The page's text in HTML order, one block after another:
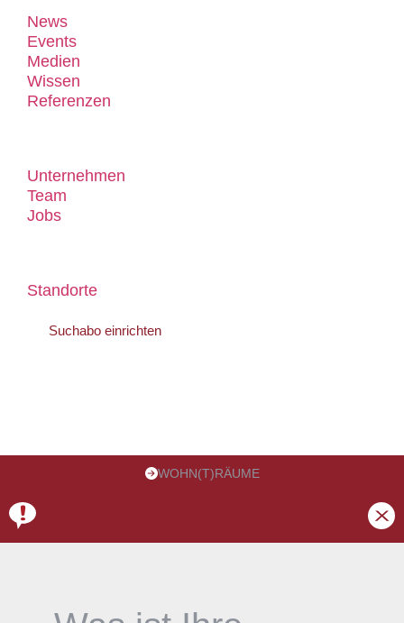
News
Events
Medien
Wissen
Referenzen
Unternehmen
Team
Jobs
Standorte
Suchabo einrichten
WOHN(T)RÄUME